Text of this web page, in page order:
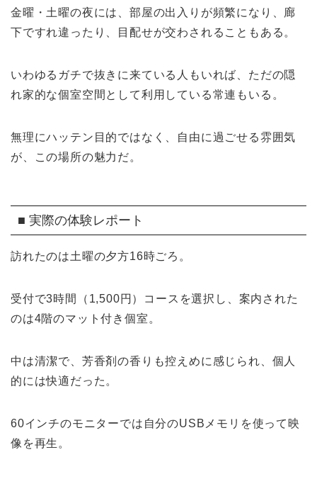
金曜・土曜の夜には、部屋の出入りが頻繁になり、廊
下ですれ違ったり、目配せが交わされることもある。
いわゆるガチで抜きに来ている人もいれば、ただの隠
れ家的な個室空間として利用している常連もいる。
無理にハッテン目的ではなく、自由に過ごせる雰囲気
が、この場所の魅力だ。
■ 実際の体験レポート
訪れたのは土曜の夕方16時ごろ。
受付で3時間（1,500円）コースを選択し、案内された
のは4階のマット付き個室。
中は清潔で、芳香剤の香りも控えめに感じられ、個人
的には快適だった。
60インチのモニターでは自分のUSBメモリを使って映
像を再生。